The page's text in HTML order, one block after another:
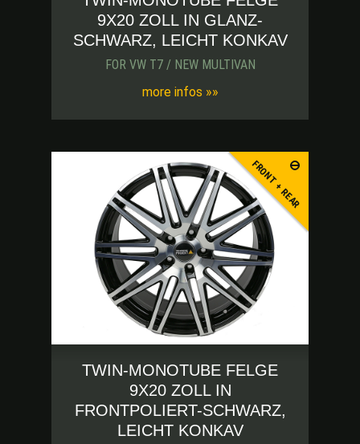
9X20 ZOLL IN GLANZ-
SCHWARZ, LEICHT KONKAV
FOR VW T7 / NEW MULTIVAN
more infos »»
FRONT + REAR
TWIN-MONOTUBE FELGE
9X20 ZOLL IN
FRONTPOLIERT-SCHWARZ,
LEICHT KONKAV